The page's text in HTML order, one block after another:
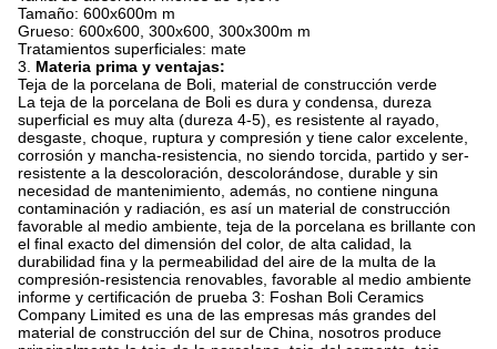
Tamaño: 600x600m m
Grueso: 600x600, 300x600, 300x300m m
Tratamientos superficiales: mate
3. Materia prima y ventajas:
Teja de la porcelana de Boli, material de construcción verde
La teja de la porcelana de Boli es dura y condensa, dureza
superficial es muy alta (dureza 4-5), es resistente al rayado,
desgaste, choque, ruptura y compresión y tiene calor excelente,
corrosión y mancha-resistencia, no siendo torcida, partido y ser-
resistente a la descoloración, descolorándose, durable y sin
necesidad de mantenimiento, además, no contiene ninguna
contaminación y radiación, es así un material de construcción
favorable al medio ambiente, teja de la porcelana es brillante con
el final exacto del dimensión del color, de alta calidad, la
durabilidad fina y la permeabilidad del aire de la multa de la
compresión-resistencia renovables, favorable al medio ambiente
informe y certificación de prueba 3: Foshan Boli Ceramics
Company Limited es una de las empresas más grandes del
material de construcción del sur de China, nosotros produce